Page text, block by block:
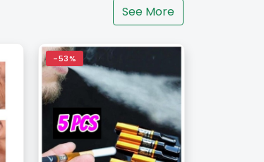
See More
-53%